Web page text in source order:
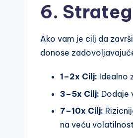
6.
Ako vam je cilj da
donose
1–2x Cilj: Idealno
3–5x Cilj: Dodaje
7–10x Cilj:
na veću